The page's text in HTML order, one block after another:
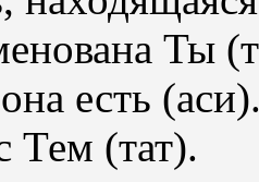
Ты
есть
Тем (тат).